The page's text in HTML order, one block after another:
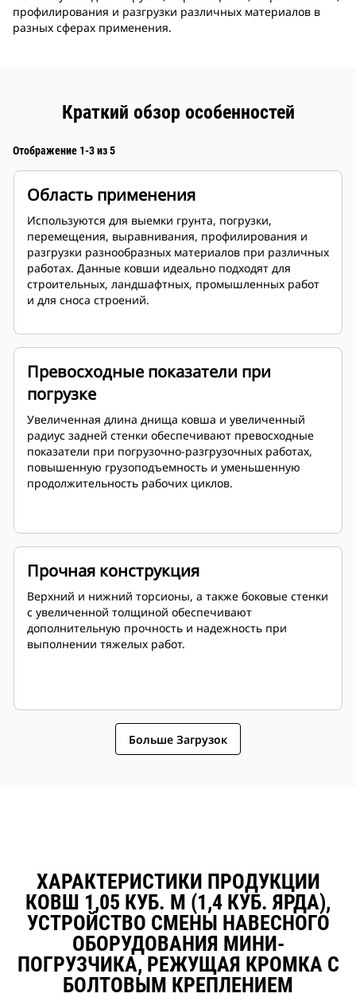
профилирования и разгрузки различных материалов в
разных сферах применения.
Краткий обзор особенностей
Отображение 1-3 из 5
Область применения
Используются для выемки грунта, погрузки,
перемещения, выравнивания, профилирования и
разгрузки разнообразных материалов при различных
работах. Данные ковши идеально подходят для
строительных, ландшафтных, промышленных работ
и для сноса строений.
Превосходные показатели при
погрузке
Увеличенная длина днища ковша и увеличенный
радиус задней стенки обеспечивают превосходные
показатели при погрузочно-разгрузочных работах,
повышенную грузоподъемность и уменьшенную
продолжительность рабочих циклов.
Прочная конструкция
Верхний и нижний торсионы, а также боковые стенки
с увеличенной толщиной обеспечивают
дополнительную прочность и надежность при
выполнении тяжелых работ.
Больше Загрузок
ХАРАКТЕРИСТИКИ ПРОДУКЦИИ
КОВШ 1,05 КУБ. М (1,4 КУБ. ЯРДА),
УСТРОЙСТВО СМЕНЫ НАВЕСНОГО
ОБОРУДОВАНИЯ МИНИ-
ПОГРУЗЧИКА, РЕЖУЩАЯ КРОМКА С
БОЛТОВЫМ КРЕПЛЕНИЕМ